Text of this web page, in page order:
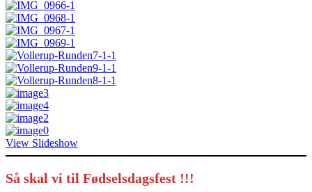
View Slideshow
Så skal vi til Fødselsdagsfest !!!